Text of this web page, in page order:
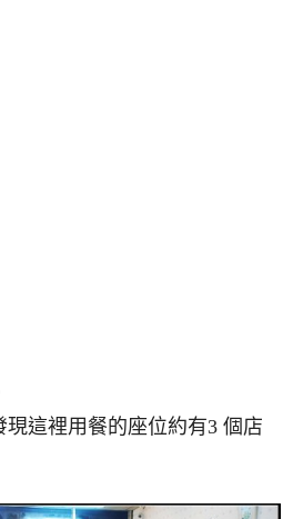
這裡用餐的座位約有3 個店